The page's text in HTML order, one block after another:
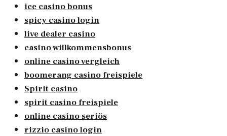
ice casino bonus
spicy casino login
live dealer casino
casino willkommensbonus
online casino vergleich
boomerang casino freispiele
Spirit casino
spirit casino freispiele
online casino seriös
rizzio casino login